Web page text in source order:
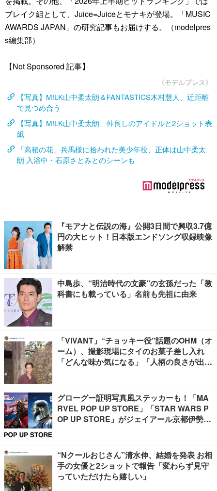
ブレイク組として、Juice=Juiceとモナキが登場。「MUSIC
AWARDS JAPAN」の研究記事もお届けする。（modelpres
s編集部）
【Not Sponsored 記事】
《モデルプレス》
【写真】M!LK山中柔太朗＆FANTASTICS木村慧人、近距離
で見つめ合う
【写真】M!LK山中柔太朗、仲良しのアイドルと2ショット表
紙
「高嶺の花」兵馬様に拾われた美少年役、正体は山中柔太
朗 入浴中・石原さとみとのシーンも
『モアナと伝説の海』公開3日間で興収3.7億
円の大ヒット！日本版エンドソング収録映像
解禁
中島歩、“明治時代の文豪”の玄孫だった「教
科書にも載っている」名前も先祖に由来
「VIVANT」“チョッキー役”話題のOHM（オ
ーム）、撮影現場にタイのお菓子差し入れ
「どんな味か気になる」「人柄の良さが出て
グローグー証明写真風ステッカーも！「MA
RVEL POP UP STORE」「STAR WARS P
OP UP STORE」がジェイアール京都伊勢丹
“Nクールおじさん”清水伸、結婚を発表 お相
手の女優と2ショットで報告「変わらず見守
っていただけたら嬉しい」